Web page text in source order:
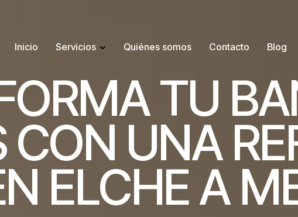
Inicio Servicios Quiénes somos Contacto Blog
ORMATU BA
CON UNA RE
N ELCHEA M